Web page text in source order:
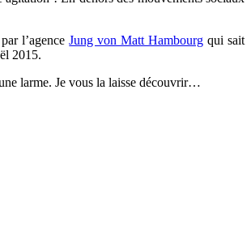
l’agenceJung von Matt Hambourg qui sait
2015.
larme. Je vous la laisse découvrir…